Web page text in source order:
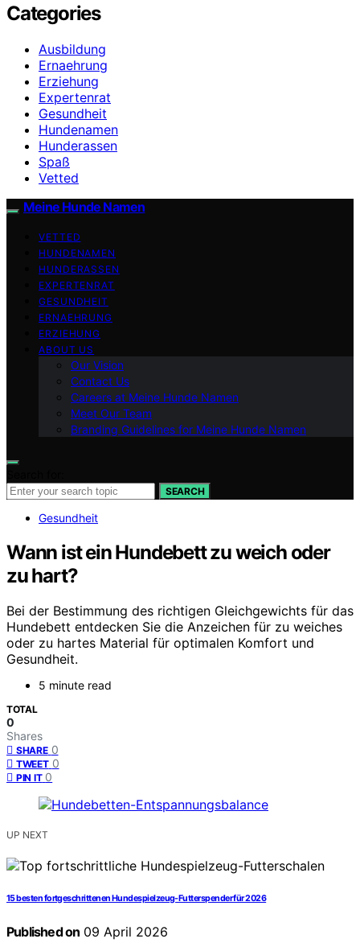
Categories
Ausbildung
Ernaehrung
Erziehung
Expertenrat
Gesundheit
Hundenamen
Hunderassen
Spaß
Vetted
Meine Hunde Namen
VETTED
HUNDENAMEN
HUNDERASSEN
EXPERTENRAT
GESUNDHEIT
ERNAEHRUNG
ERZIEHUNG
ABOUT US
Our Vision
Contact Us
Careers at Meine Hunde Namen
Meet Our Team
Branding Guidelines for Meine Hunde Namen
SEARCH
Gesundheit
Wann ist ein Hundebett zu weich oder
zu hart?
Bei der Bestimmung des richtigen Gleichgewichts für das
Hundebett entdecken Sie die Anzeichen für zu weiches
oder zu hartes Material für optimalen Komfort und
Gesundheit.
5 minute read
TOTAL
0
Shares
SHARE 0
TWEET 0
PIN IT 0
UP NEXT
15 besten fortgeschrittenen Hundespielzeug-Futterspender für 2026
Published on 09 April 2026